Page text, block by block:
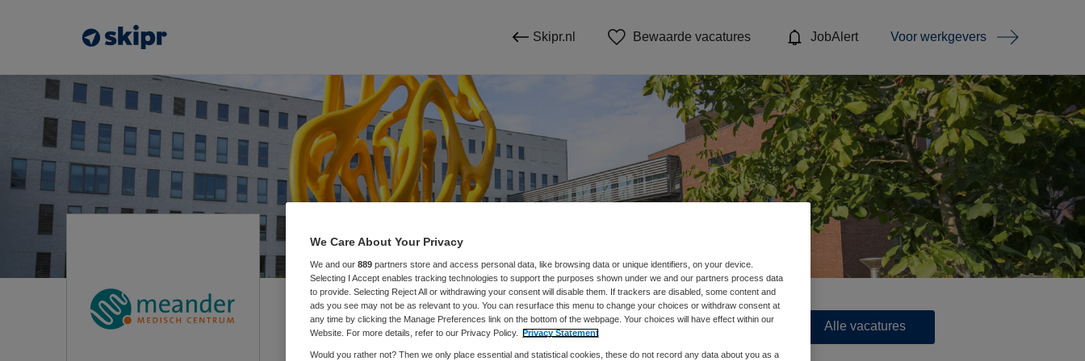
Skipr.nl Bewaarde vacatures JobAlert Voor werkgevers
Meander Medisch Centrum Alle vacatures
We Care About Your Privacy
We and our 889 partners store and access personal data, like browsing data or unique identifiers, on your device.
Selecting I Accept enables tracking technologies to support the purposes shown under we and our partners process data
to provide. Selecting Reject All or withdrawing your consent will disable them. If trackers are disabled, some content and
ads you see may not be as relevant to you. You can resurface this menu to change your choices or withdraw consent at
any time by clicking the Manage Preferences link on the bottom of the webpage. Your choices will have effect within our
Website. For more details, refer to our Privacy Policy. Privacy Statement
Would you rather not? Then we only place essential and statistical cookies, these do not record any data about you as a